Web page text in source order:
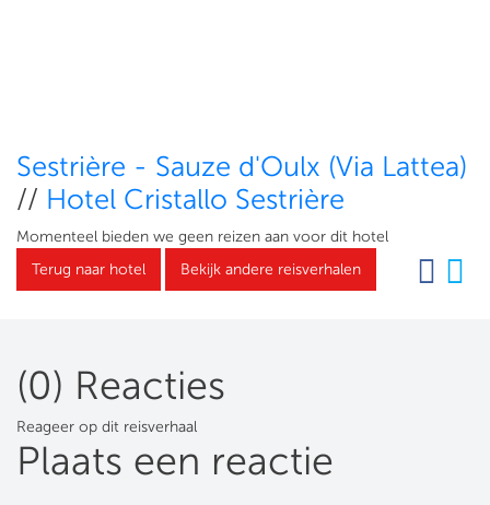
Sestrière - Sauze d'Oulx (Via Lattea)
// Hotel Cristallo Sestrière
Momenteel bieden we geen reizen aan voor dit hotel
Terug naar hotel
Bekijk andere reisverhalen
(0) Reacties
Reageer op dit reisverhaal
Plaats een reactie